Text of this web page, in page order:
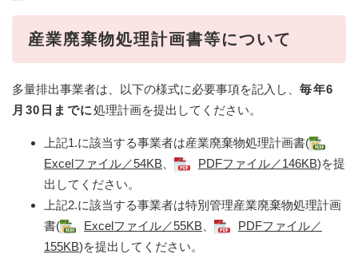
産業廃棄物処理計画書等について
多量排出事業者は、以下の様式に必要事項を記入し、 毎年6
月30日までに処理計画を提出してください。​
上記1.に該当する事業者は産業廃棄物処理計画書(
Excelファイル／54KB
PDFファイル／146KB)を提
出してください。
上記2.に該当する事業者は特別管理産業廃棄物処理計画
書(
Excelファイル／55KB
PDFファイル／
155KB)を提出してください。